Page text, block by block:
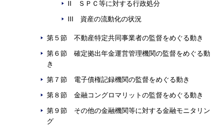
II ＳＰＣ等に対する行政処分
III 資産の流動化の状況
第５節 不動産特定共同事業者の監督をめぐる動き
第６節 確定拠出年金運営管理機関の監督をめぐる動
き
第７節 電子債権記録機関の監督をめぐる動き
第８節 金融コングロマリットの監督をめぐる動き
第９節 その他の金融機関等に対する金融モニタリン
グ